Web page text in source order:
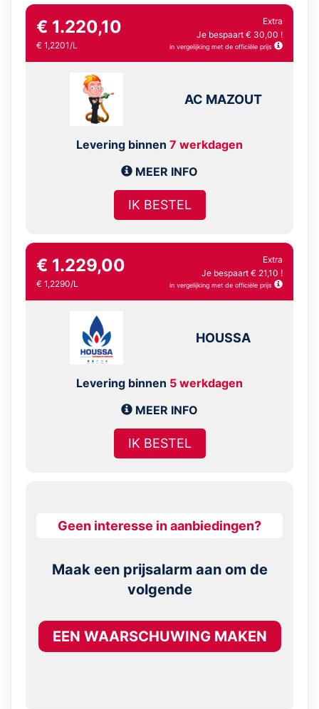
€ 1.220,10
€ 1,2201/L
Extra
Je bespaart € 30,00 !
in vergelijking met de officiële prijs
AC MAZOUT
Levering binnen 7 werkdagen
MEER INFO
IK BESTEL
€ 1.229,00
€ 1,2290/L
Extra
Je bespaart € 21,10 !
in vergelijking met de officiële prijs
HOUSSA
Levering binnen 5 werkdagen
MEER INFO
IK BESTEL
Geen interesse in aanbiedingen?
Maak een prijsalarm aan om de
volgende
EEN WAARSCHUWING MAKEN